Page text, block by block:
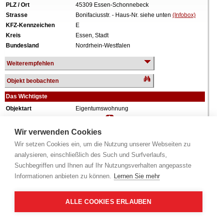
Wir verwenden Cookies
Wir setzen Cookies ein, um die Nutzung unserer Webseiten zu
analysieren, einschließlich des Such und Surfverlaufs,
Suchbegriffen und Ihnen auf Ihr Nutzungsverhalten angepasste
Informationen anbieten zu können. Lernen Sie mehr
ALLE COOKIES ERLAUBEN
PLZ / Ort
45309 Essen-Schonnebeck
Strasse
Bonifaciusstr. - Haus-Nr. siehe unten (Infobox)
KFZ-Kennzeichen
E
Kreis
Essen, Stadt
Bundesland
Nordrhein-Westfalen
Weiterempfehlen
Objekt beobachten
Das Wichtigste
Objektart
Eigentumswohnung
Wiederholungstermin
Nein
ca. 1920
Grundstück
Wohnfläche
89 m²
Zimmer
3 Zimmer
Weiteres
Anteil: 202/1.000 = 20,2%, Aufteilungsplan Nr. 7,
Dachgeschoss, Küche, Diele, Bad, Keller.
Alle Angaben ohne Gewähr.